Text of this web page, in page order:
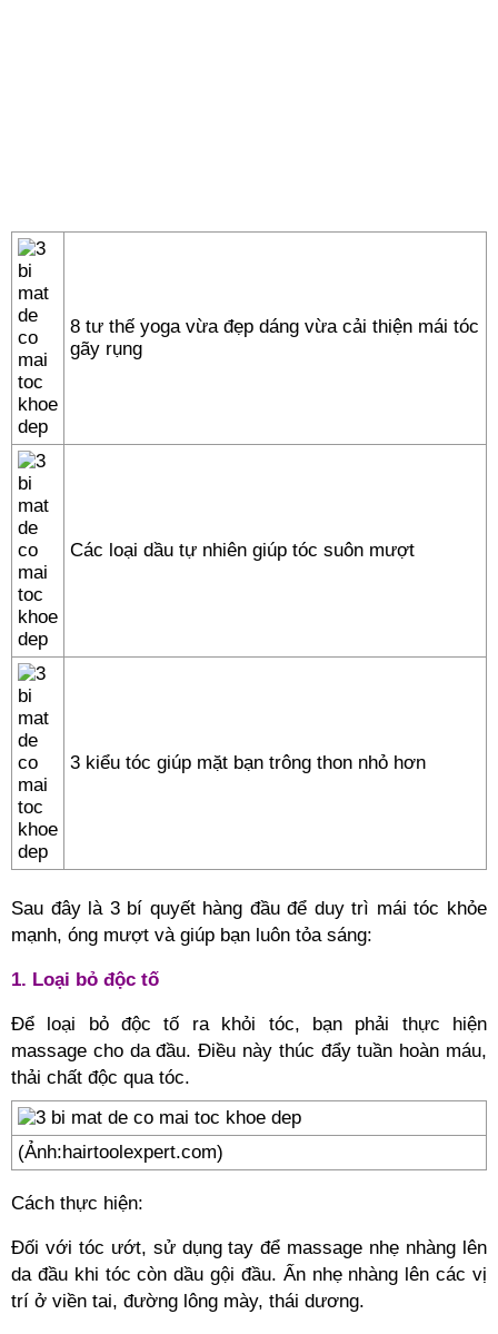
8 tư thế yoga vừa đẹp dáng vừa cải thiện mái tóc
gãy rụng
Các loại dầu tự nhiên giúp tóc suôn mượt
3 kiểu tóc giúp mặt bạn trông thon nhỏ hơn
Sau đây là 3 bí quyết hàng đầu để duy trì mái tóc khỏe
mạnh, óng mượt và giúp bạn luôn tỏa sáng:
1. Loại bỏ độc tố
Để loại bỏ độc tố ra khỏi tóc, bạn phải thực hiện
massage cho da đầu. Điều này thúc đẩy tuần hoàn máu,
thải chất độc qua tóc.
(Ảnh:hairtoolexpert.com)
Cách thực hiện:
Đối với tóc ướt, sử dụng tay để massage nhẹ nhàng lên
da đầu khi tóc còn dầu gội đầu. Ấn nhẹ nhàng lên các vị
trí ở viền tai, đường lông mày, thái dương.